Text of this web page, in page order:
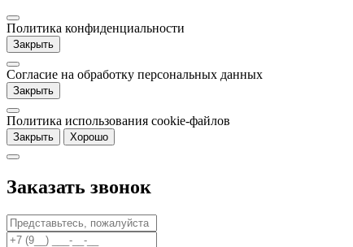
Политика конфиденциальности
Закрыть
Согласие на обработку персональных данных
Закрыть
Политика использования cookie-файлов
Закрыть Хорошо
Заказать звонок